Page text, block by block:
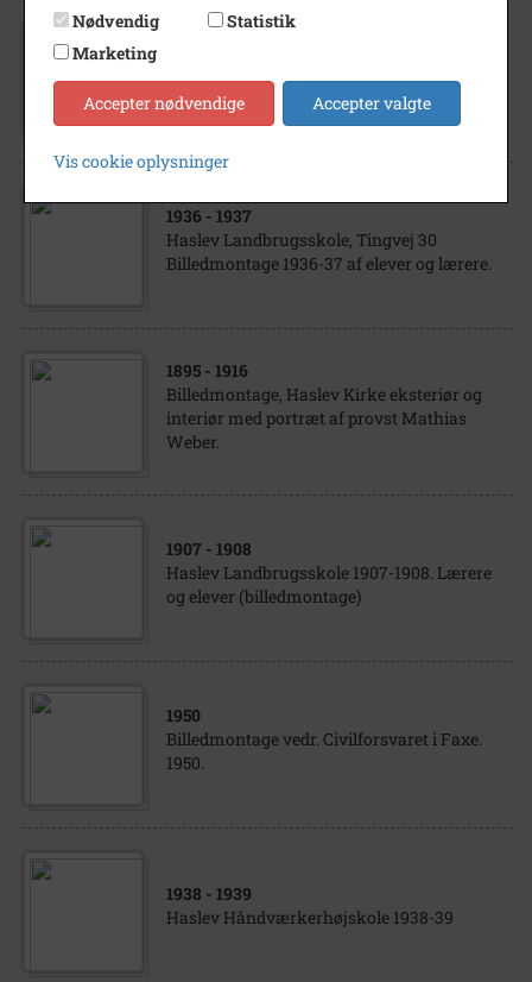
Billedmontage (Scannet som:B-9789a og B-
9789b)
1936 - 1937
Haslev Landbrugsskole, Tingvej 30
Billedmontage 1936-37 af elever og lærere.
1895 - 1916
Billedmontage, Haslev Kirke eksteriør og
interiør med portræt af provst Mathias
Weber.
1907 - 1908
Haslev Landbrugsskole 1907-1908. Lærere
og elever (billedmontage)
1950
Billedmontage vedr. Civilforsvaret i Faxe.
1950.
1938 - 1939
Haslev Håndværkerhøjskole 1938-39
Nødvendig
Statistik
Marketing
Accepter nødvendige Accepter valgte
Vis cookie oplysninger